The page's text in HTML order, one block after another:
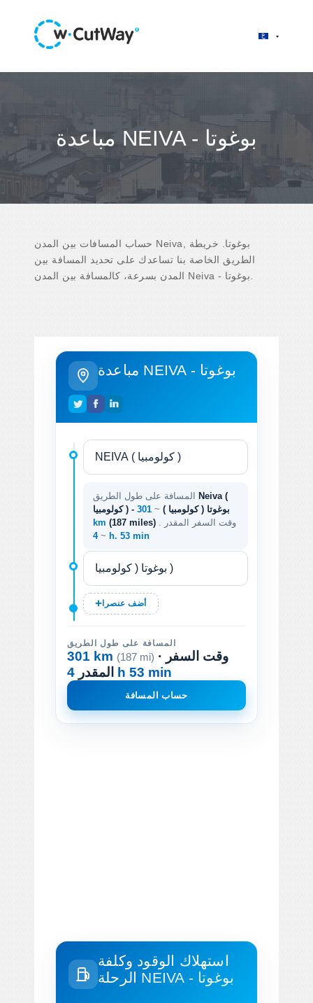
مباعدة NEIVA - بوغوتا
حساب المسافات بين المدن Neiva, بوغوتا. خريطة
الطريق الخاصة بنا تساعدك على تحديد المسافة بين
مباعدة NEIVA - بوغوتا
Neiva (
كولومبيا ) - بوغوتا ( كولومبيا ) ~
301
km (187 miles)
~ 4 h. 53 min
أضف عنصرا
المسافة على طول الطريق
301 km (187 mi) · وقت السفر
المقدر 4 h 53 min
حساب المسافة
استهلاك الوقود وكلفة
NEIVA - بوغوتا